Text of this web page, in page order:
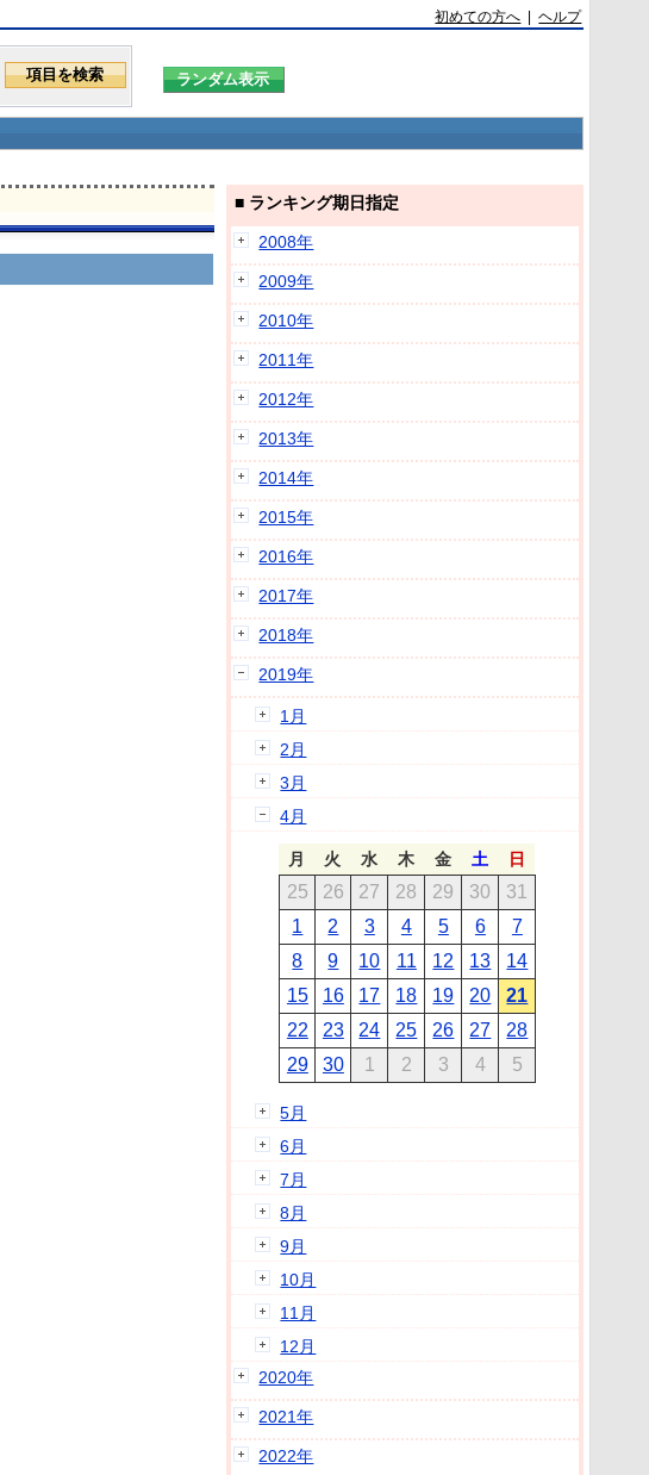
初めての方へ |ヘルプ
■ ランキング期日指定
2008年
2009年
2010年
2011年
2012年
2013年
2014年
2015年
2016年
2017年
2018年
2019年
1月
2月
3月
4月
月 火 水 木 金 土 日
25 26 27 28 29 30
31
1
2 3 4 5 6
7
8
9 10 11 12 13
14
15
16 17 18 19 20
21
22
23 24 25 26 27
28
29
30 1 2 3 4 5
5月
6月
7月
8月
9月
10月
11月
12月
2020年
2021年
2022年